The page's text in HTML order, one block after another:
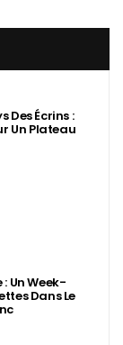
Des Écrins :
Un Plateau
Un Week-
Dans Le